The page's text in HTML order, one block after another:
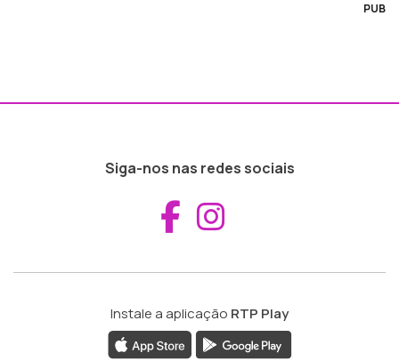
PUB
Siga-nos nas redes sociais
Aceder ao
Instale a aplicação RTP Play